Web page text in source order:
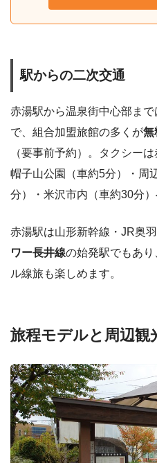
駅からの二次交通
赤湯駅から温泉街中心部まで
で、組合加盟旅館の多くが無
（要事前予約）。タクシー
帽子山公園（車約5分）・周
分）・米沢市内（車約30分）
赤湯駅は山形新幹線・JR奥羽
ワー長井線の始発駅でもあ
ル線旅も楽しめます。
旅程モデルと周辺観